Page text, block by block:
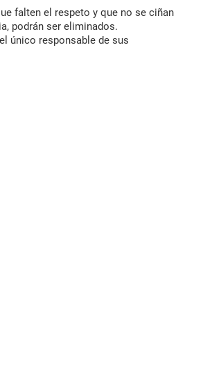
falten el respeto y que no se ciñan
podrán ser eliminados.
único responsable de sus